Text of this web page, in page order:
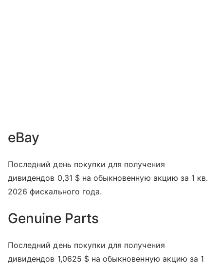
eBay
Последний день покупки для получения
дивидендов 0,31 $ на обыкновенную акцию за 1 кв.
2026 фискального года.
Genuine Parts
Последний день покупки для получения
дивидендов 1,0625 $ на обыкновенную акцию за 1